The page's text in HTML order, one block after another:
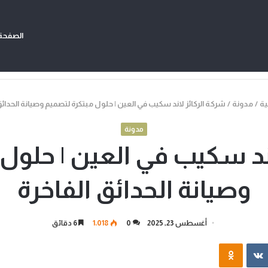
/ مدونة / شركة الركائز لاند سكيب في العين | حلول مبتكرة لتصميم وصيانة
مدونة
سكيب في العين |
وصيانة الحدائق الفاخرة
أغسطس 23, 2025 0 1٬018
‏VKontakte